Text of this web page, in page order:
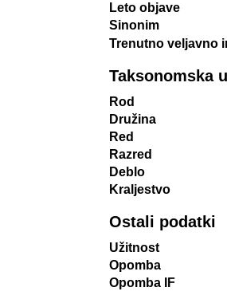
Leto objave
Sinonim
Trenutno veljavno
Taksonomska
Rod
Družina
Red
Razred
Deblo
Kraljestvo
Ostali podatki
Užitnost
Opomba
Opomba IF